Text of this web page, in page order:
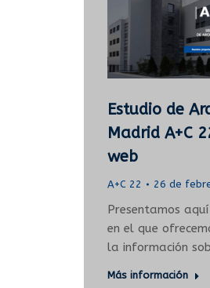
Estudio de
Madrid A+C
web
A+C 22 26 de
Presentamos
en el que
la información
Más información